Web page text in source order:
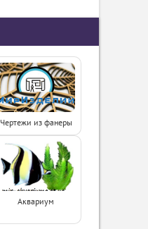
Чертежи из фанеры
Аквариум